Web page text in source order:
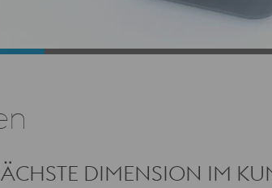
DIMENSION IM